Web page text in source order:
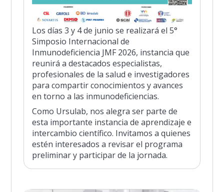
Los días 3 y 4 de junio se realizará el 5°
Simposio Internacional de
Inmunodeficiencia JMF 2026, instancia que
reunirá a destacados especialistas,
profesionales de la salud e investigadores
para compartir conocimientos y avances
en torno a las inmunodeficiencias.
Como Ursulab, nos alegra ser parte de
esta importante instancia de aprendizaje e
intercambio científico. Invitamos a quienes
estén interesados a revisar el programa
preliminar y participar de la jornada.